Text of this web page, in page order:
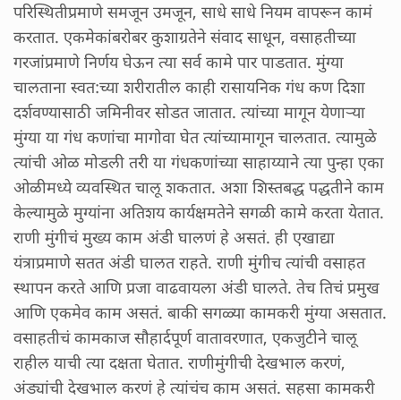
परिस्थितीप्रमाणे समजून उमजून, साधे साधे नियम वापरून कामं
करतात. एकमेकांबरोबर कुशाग्रतेने संवाद साधून, वसाहतीच्या
गरजांप्रमाणे निर्णय घेऊन त्या सर्व कामे पार पाडतात. मुंग्या
चालताना स्वत:च्या शरीरातील काही रासायनिक गंध कण दिशा
दर्शवण्यासाठी जमिनीवर सोडत जातात. त्यांच्या मागून येणाऱ्या
मुंग्या या गंध कणांचा मागोवा घेत त्यांच्यामागून चालतात. त्यामुळे
त्यांची ओळ मोडली तरी या गंधकणांच्या साहाय्याने त्या पुन्हा एका
ओळीमध्ये व्यवस्थित चालू शकतात. अशा शिस्तबद्ध पद्धतीने काम
केल्यामुळे मुग्यांना अतिशय कार्यक्षमतेने सगळी कामे करता येतात.
राणी मुंगीचं मुख्य काम अंडी घालणं हे असतं. ही एखाद्या
यंत्राप्रमाणे सतत अंडी घालत राहते. राणी मुंगीच त्यांची वसाहत
स्थापन करते आणि प्रजा वाढवायला अंडी घालते. तेच तिचं प्रमुख
आणि एकमेव काम असतं. बाकी सगळ्या कामकरी मुंग्या असतात.
वसाहतीचं कामकाज सौहार्दपूर्ण वातावरणात, एकजुटीने चालू
राहील याची त्या दक्षता घेतात. राणीमुंगीची देखभाल करणं,
अंड्यांची देखभाल करणं हे त्यांचंच काम असतं. सहसा कामकरी